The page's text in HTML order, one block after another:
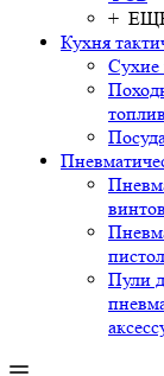
+
Кухня
Пули